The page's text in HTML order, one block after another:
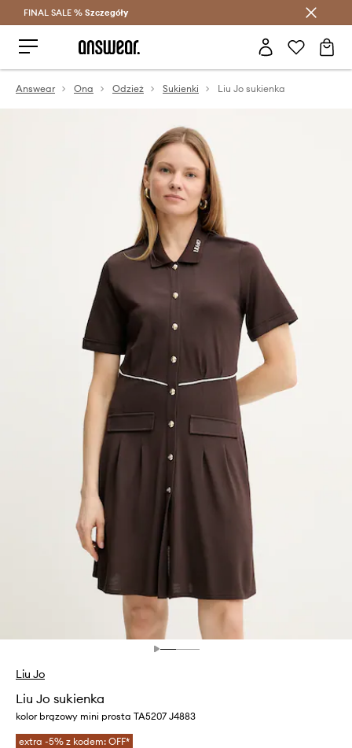
Oszczędzaj z Answear Club >
FINAL SALE % Szczegóły
Answear Ona Odzież Sukienki Liu Jo sukienka
Liu Jo
Liu Jo sukienka
kolor brązowy mini prosta TA5207 J4883
extra -5% z kodem: OFF*